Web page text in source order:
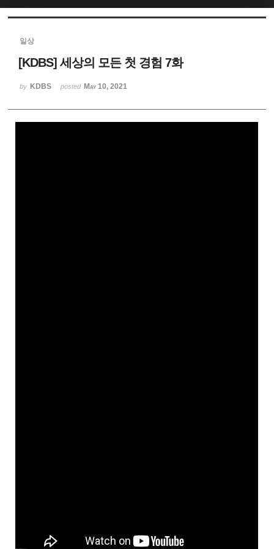
일상
[KDBS] 세상의 모든 첫 경험 7화
by KDBS posted May 10, 2021
Sketchbook5, 스케치북5
Sketchbook5, 스케치북5